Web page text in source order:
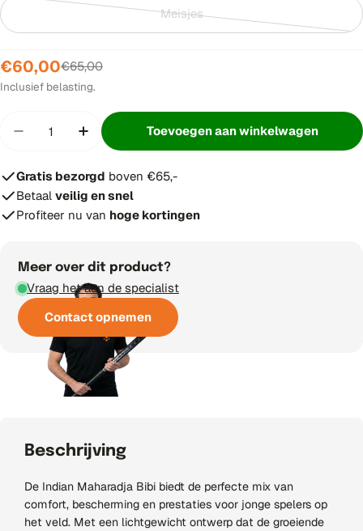
Meisjes
Variant
Verkoopprijs
€60,00
Normale
prijs
€65,00
Inclusief belasting.
Hoeveelheid verminderen voor The Indian
Verhoog aantal voor The Indian
Toevoegen aan winkelwagen
Gratis bezorgd boven €65,-
Betaal veilig en snel
Profiteer nu van hoge kortingen
Meer over dit product?
Vraag het aan de specialist
Contact opnemen
Beschrijving
De Indian Maharadja Bibi biedt de perfecte mix van
comfort, bescherming en prestaties voor jonge spelers op
het veld. Met een lichtgewicht ontwerp dat de groeiende